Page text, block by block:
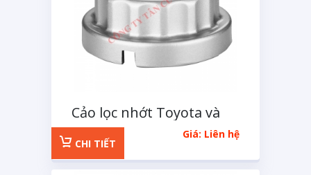
Cảo lọc nhớt Toyota và
Lexus 4 cạnh
Giá: Liên hệ
CHI TIẾT